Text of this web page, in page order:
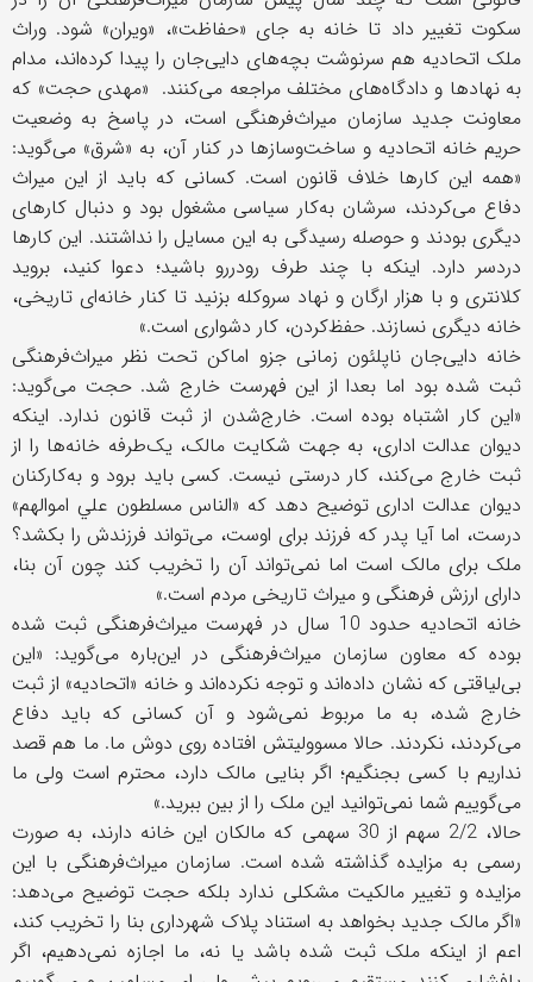
سکوت تغییر داد تا خانه به جای «حفاظت»، «ویران» شود. وراث
ملک اتحادیه هم سرنوشت بچه‌های دایی‌جان را پیدا کرده‌اند، مدام
به نهادها و دادگاه‌های مختلف مراجعه می‌کنند. «مهدی حجت» که
معاونت جدید سازمان میراث‌فرهنگی است، در پاسخ به وضعیت
حریم خانه اتحادیه و ساخت‌وسازها در کنار آن، به «شرق» می‌گوید:
«همه این کارها خلاف قانون است. کسانی که باید از این میراث
دفاع می‌کردند، سرشان به‌کار سیاسی مشغول بود و دنبال کارهای
دیگری بودند و حوصله رسیدگی به این مسایل را نداشتند. این کارها
دردسر دارد. اینکه با چند طرف ‌رودر‌رو باشید؛ دعوا کنید، بروید
کلانتری و با ‌هزار ارگان و نهاد سروکله بزنید تا کنار خانه‌ای تاریخی،
خانه دیگری نسازند. حفظ‌کردن، کار دشواری است.»
خانه دایی‌جان ناپلئون زمانی جزو اماکن تحت نظر میراث‌فرهنگی
ثبت شده بود اما بعدا از این فهرست خارج شد. حجت می‌گوید:
«این کار اشتباه بوده است. خارج‌شدن از ثبت قانون ندارد. اینکه
دیوان عدالت اداری، به جهت شکایت مالک، یک‌طرفه خانه‌ها را از
ثبت خارج می‌کند، کار درستی نیست. کسی باید برود و به‌کارکنان
دیوان عدالت اداری توضیح دهد که «الناس مسلطون علي اموالهم»
درست، اما آیا پدر که فرزند برای اوست، می‌تواند فرزندش را بکشد؟
ملک برای مالک است اما نمی‌تواند آن را تخریب کند چون آن بنا،
دارای ارزش فرهنگی و میراث تاریخی مردم است.»
خانه اتحادیه حدود 10 سال در فهرست میراث‌فرهنگی ثبت شده
بوده که معاون سازمان میراث‌فرهنگی در این‌باره می‌گوید: «این
بی‌لیاقتی که نشان داده‌اند و توجه نکرده‌اند و خانه «اتحادیه» از ثبت
خارج شده، به ما مربوط نمی‌شود و آن کسانی که باید دفاع
می‌کردند، نکردند. حالا مسوولیتش افتاده روی دوش ما. ما هم قصد
نداریم با کسی بجنگیم؛ اگر بنایی مالک دارد، محترم است ولی ما
می‌گوییم شما نمی‌توانید این ملک را از بین ببرید.»
حالا، 2/2 سهم از 30 سهمی که مالکان این خانه دارند، به صورت
رسمی به مزایده گذاشته شده است. سازمان میراث‌فرهنگی با این
مزایده و تغییر مالکیت مشکلی ندارد بلکه حجت توضیح می‌دهد:
«اگر مالک جدید بخواهد به استناد پلاک شهرداری بنا را تخریب کند،
اعم از اینکه ملک ثبت شده باشد یا نه، ما اجازه نمی‌دهیم، اگر